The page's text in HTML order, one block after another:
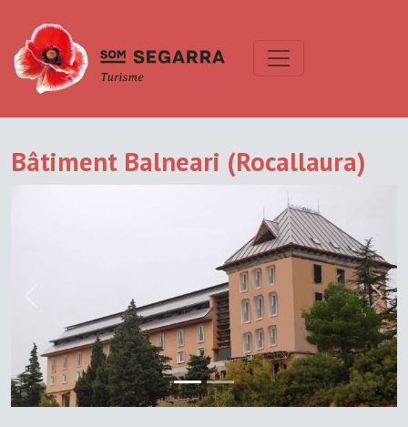
Bâtiment Balneari (Rocallaura)
Next